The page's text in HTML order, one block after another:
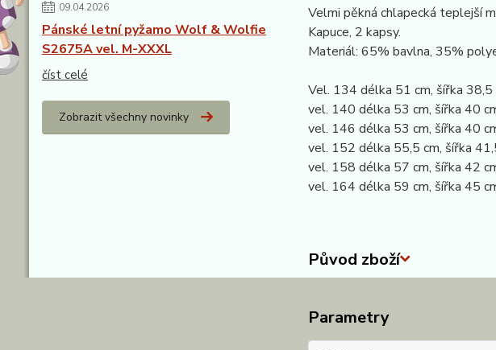
09.04.2026
Pánské letní pyžamo Wolf & Wolfie
S2675A vel. M-XXXL
číst celé
Zobrazit všechny novinky
Velmi pěkná chlapecká teplejší
Kapuce, 2 kapsy.
Materiál: 65% bavlna, 35%
Vel. 134 délka 51 cm, šířka 38,5
vel. 140 délka 53 cm, šířka 40
vel. 146 délka 53 cm, šířka 40
vel. 152 délka 55,5 cm, šířka
vel. 158 délka 57 cm, šířka 42
vel. 164 délka 59 cm, šířka 45
Původ zboží
Parametry